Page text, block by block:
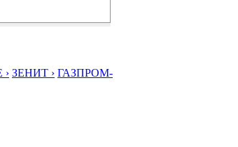
› ЗЕНИТ › ГАЗПРОМ-